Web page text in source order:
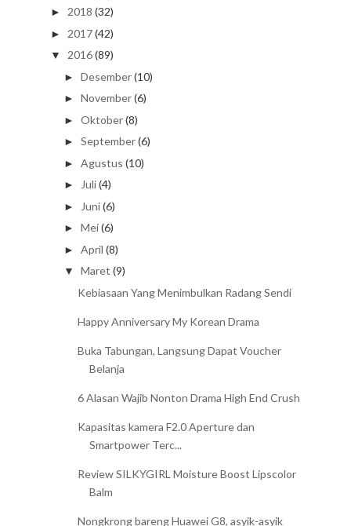
► 2018 (32)
► 2017(42)
▼ 2016(89)
► Desember(10)
► November(6)
► Oktober(8)
► September(6)
► Agustus (10)
► Juli(4)
► Juni(6)
► Mei(6)
► April (8)
▼ Maret (9)
Kebiasaan Yang Menimbulkan Radang Sendi
Happy Anniversary My Korean Drama
Buka Tabungan, Langsung Dapat Voucher
Belanja
6 Alasan Wajib Nonton Drama High End Crush
Kapasitas kamera F2.0 Aperture dan
Smartpower Terc...
Review SILKYGIRL Moisture Boost Lipscolor
Balm
Nongkrong bareng Huawei G8, asyik-asyik